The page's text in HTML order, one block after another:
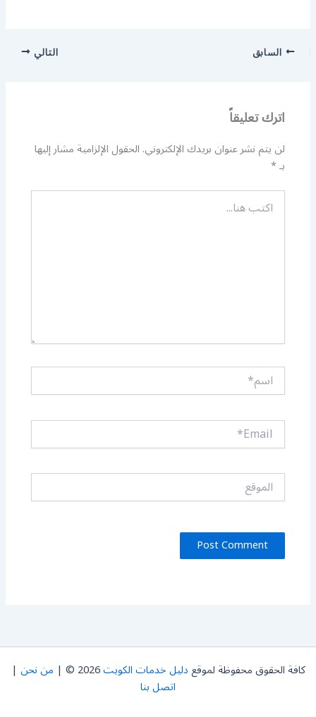
السابق التالي
اترك تعليقاً
لن يتم نشر عنوان بريدك الإلكتروني.الحقول الإلزامية مشار إليها
بـ*
اكتب
هنا...
اسم*
Email*
الموقع
كافة الحقوق محفوظة لموقعدليل خدمات الكويت2026 © | من نحن |
اتصل بنا